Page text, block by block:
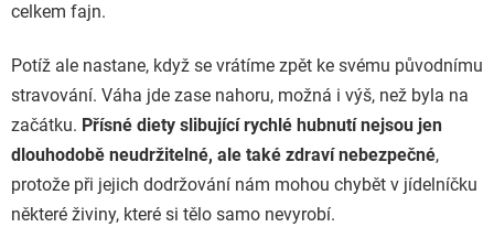
celkem fajn.
Potíž ale nastane, když se vrátíme zpět ke svému původnímu
stravování. Váha jde zase nahoru, možná i výš, než byla na
začátku. Přísné diety slibující rychlé hubnutí nejsou jen
dlouhodobě neudržitelné, ale také zdraví nebezpečné,
protože při jejich dodržování nám mohou chybět v jídelníčku
některé živiny, které si tělo samo nevyrobí.